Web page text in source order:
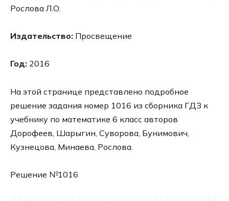
Рослова Л.О.
Издательство: Просвещение
Год: 2016
На этой странице представлено подробное
решение задания номер 1016 из сборника ГДЗ к
учебнику по математике 6 класс авторов
Дорофеев, Шарыгин, Суворова, Бунимович,
Кузнецова, Минаева, Рослова.
Решение №1016